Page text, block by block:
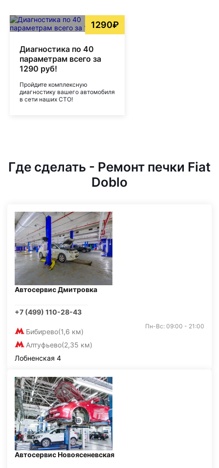
1290₽
Диагностика по 40
параметрам всего за
1290 руб!
Пройдите комплексную
диагностику вашего автомобиля
в сети наших СТО!
Где сделать - Ремонт печки Fiat
Doblo
Автосервис Дмитровка
+7 (499) 110-28-43
Бибирево(1,6 км)
Алтуфьево(2,35 км)
Пн-Вс: 09:00 - 21:00
Лобненская 4
Автосервис Новоясеневская